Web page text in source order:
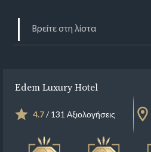
Edem Luxury Hotel
4.7/ 131 Αξιολογήσεις